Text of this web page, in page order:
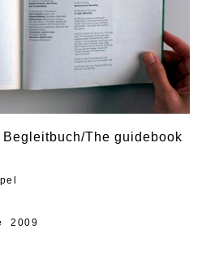
The guidebook
2009